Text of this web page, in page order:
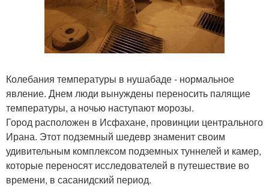
Колебания температуры в нушабаде - нормальное
явление. Днем люди вынуждены переносить палящие
температуры, а ночью наступают морозы.
Город расположен в Исфахане, провинции центрального
Ирана. Этот подземный шедевр знаменит своим
удивительным комплексом подземных туннелей и камер,
которые переносят исследователей в путешествие во
времени, в сасанидский период.